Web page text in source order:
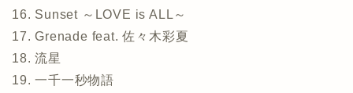
16. Sunset ～LOVE is ALL～
17. Grenade feat. 佐々木彩夏
18. 流星
19. 一千一秒物語